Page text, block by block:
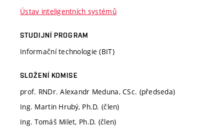
Ústav inteligentních systémů
STUDIJNÍ PROGRAM
Informační technologie (BIT)
SLOŽENÍ KOMISE
prof. RNDr. Alexandr Meduna, CSc. (předseda)
Ing. Martin Hrubý, Ph.D. (člen)
Ing. Tomáš Milet, Ph.D. (člen)